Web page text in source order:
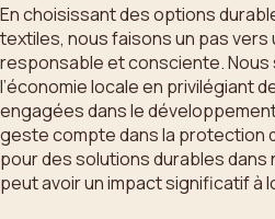
En choisissant des options
textiles, nous faisons un pas vers
responsable et consciente.
l’économie locale en privilégiant
engagées dans le
geste compte dans la protection
pour des solutions durables
peut avoir un impact significatif à